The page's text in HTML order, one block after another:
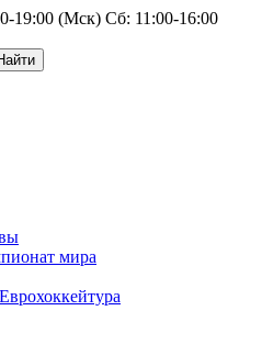
19:00 (Мск) Сб: 11:00-16:00
мира